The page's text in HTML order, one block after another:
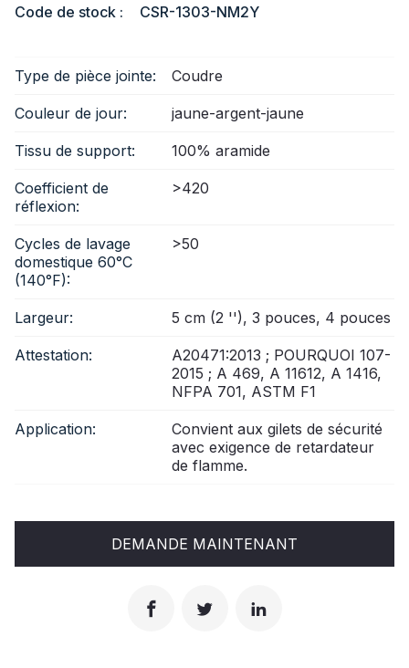
Code de stock : CSR-1303-NM2Y
Type de pièce jointe: Coudre
Couleur de jour: jaune-argent-jaune
Tissu de support: 100% aramide
Coefficient de
réflexion:
>420
Cycles de lavage
domestique 60°C
(140°F):
>50
Largeur: 5 cm (2 ''), 3 pouces, 4 pouces
Attestation:
A20471:2013 ; POURQUOI 107-
2015 ; A 469, A 11612, A 1416,
NFPA 701, ASTM F1
Application:
Convient aux gilets de sécurité
avec exigence de retardateur
de flamme.
DEMANDE MAINTENANT